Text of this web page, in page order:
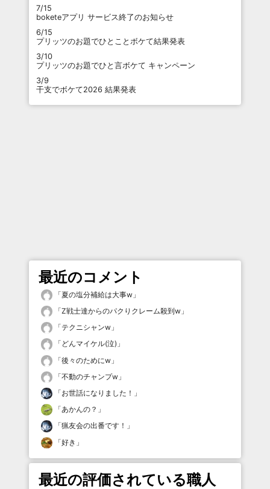
7/15
boketeアプリ サービス終了のお知らせ
6/15
プリッツのお題でひとことボケて結果発表
3/10
プリッツのお題でひと言ボケて キャンペーン
3/9
干支でボケて2026 結果発表
最近のコメント
「夏の塩分補給は大事w 」
「Z戦士達からのパクりクレーム殺到w 」
「テクニシャンw 」
「 どんマイケル(泣) 」
「後々のためにw 」
「不動のチャンプw 」
「お世話になりました！ 」
「あかんの？ 」
「猟友会の出番です！ 」
「好き 」
最近の評価されている職人